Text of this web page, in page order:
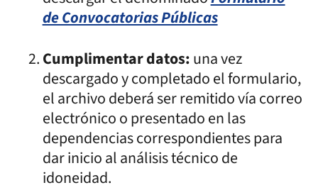
de Convocatorias Públicas
Cumplimentar datos:una vez
descargado y completado el formulario,
el archivo deberá ser remitido vía correo
electrónico o presentado en las
dependencias correspondientes para
dar inicio al análisis técnico de
idoneidad.